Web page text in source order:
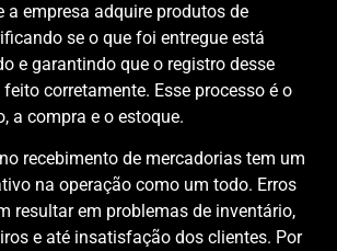
a empresa adquire produtos de
se o que foi entregue está
e garantindo que o registro desse
corretamente. Esse processo é o
a compra e o estoque.
recebimento de mercadorias tem um
na operação como um todo. Erros
resultar em problemas de inventário,
e até insatisfação dos clientes. Por